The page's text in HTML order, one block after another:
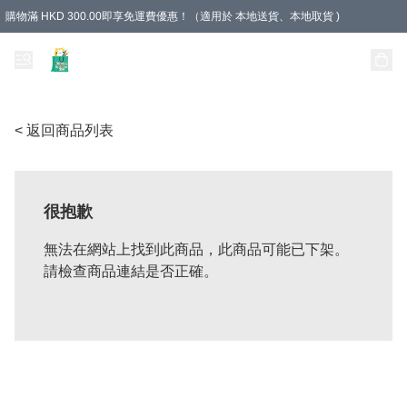
購物滿 HKD 300.00即享免運費優惠！（適用於 本地送貨、本地取貨 )
< 返回商品列表
很抱歉
無法在網站上找到此商品，此商品可能已下架。
請檢查商品連結是否正確。